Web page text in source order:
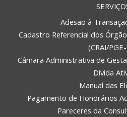
Adesão à
Cadastro Referencial dos
(CRAI/
Câmara Administrativa de
Dívida
Manual das
Pagamento de Honorários
Pareceres da